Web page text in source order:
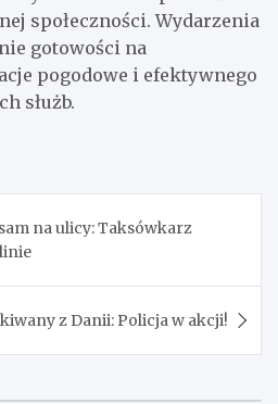
społeczności. Wydarzenia
gotowości na
pogodowe i efektywnego
służb.
na ulicy: Taksówkarz
z Danii: Policja w akcji!